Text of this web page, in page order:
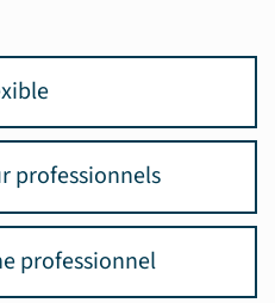
professionnels
professionnel